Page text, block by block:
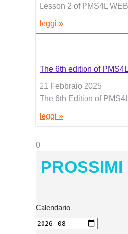
Lesson 2 of PMS4L
leggi »
The 6th edition of
21 Febbraio 2025
The 6th Edition of
leggi »
PROSSIMI
Calendario